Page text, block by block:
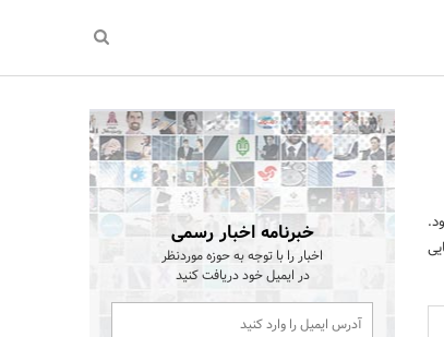
خبرنامه اخبار رسمی
اخبار را با توجه به حوزه موردنظر
در ایمیل خود دریافت کنید